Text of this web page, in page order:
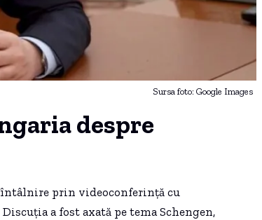
Sursa foto: Google Images
despre
prin videoconferință cu
a fost axată pe tema Schengen,